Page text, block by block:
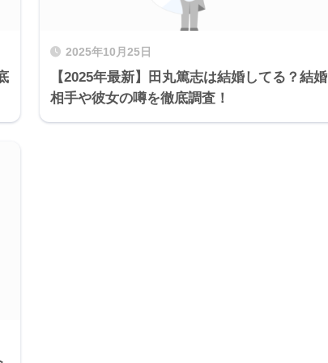
2025年10月25日
【2025年最新】田丸篤志は結婚してる？結婚
相手や彼女の噂を徹底調査！